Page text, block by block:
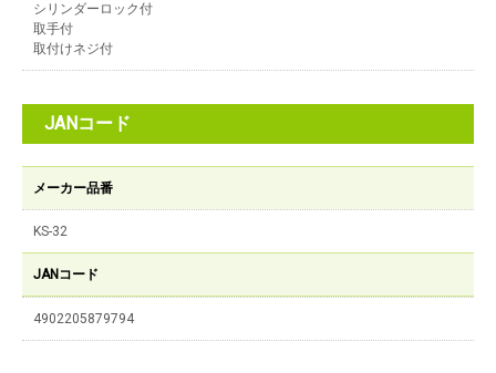
シリンダーロック付
取手付
取付けネジ付
JANコード
メーカー品番
KS-32
JANコード
4902205879794